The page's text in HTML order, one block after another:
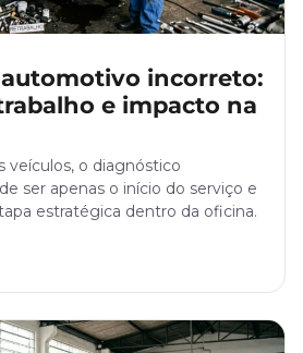
incorreto:
e impacto na
veículos, o diagnóstico
ser apenas o início do serviço e
estratégica dentro da oficina.